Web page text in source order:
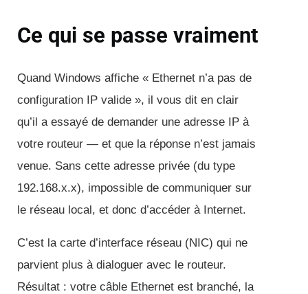
Ce qui se passe vraiment
Quand Windows affiche « Ethernet n’a pas de
configuration IP valide », il vous dit en clair
qu’il a essayé de demander une adresse IP à
votre routeur — et que la réponse n’est jamais
venue. Sans cette adresse privée (du type
192.168.x.x), impossible de communiquer sur
le réseau local, et donc d’accéder à Internet.
C’est la carte d’interface réseau (NIC) qui ne
parvient plus à dialoguer avec le routeur.
Résultat : votre câble Ethernet est branché, la